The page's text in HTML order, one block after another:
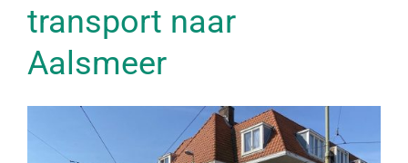
transport naar
Aalsmeer